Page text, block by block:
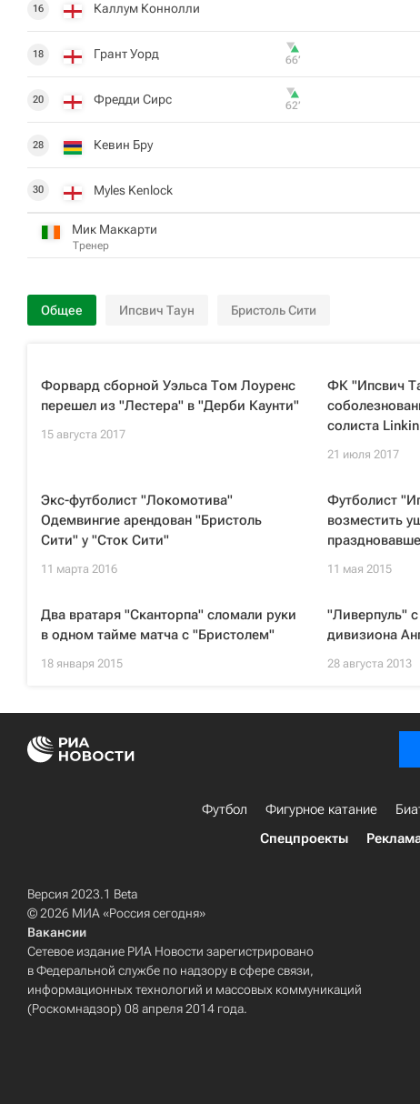
16 Каллум Коннолли
18 Грант Уорд 66‎’‎
20 Фредди Сирс 62‎’‎
28 Кевин Бру
30 Myles Kenlock
Мик Маккарти
Тренер
Общее Ипсвич Таун Бристоль Сити
Форвард сборной Уэльса Том Лоуренс
перешел из "Лестера" в "Дерби Каунти"
15 августа 2017
ФК "Ипсвич
солиста
21 июля 2017
Экс-футболист "Локомотива"
Одемвингие арендован "Бристоль
Сити" у "Сток Сити"
11 марта 2016
Футболист
возместить
11 мая 2015
Два вратаря "Сканторпа" сломали руки
в одном тайме матча с "Бристолем"
18 января 2015
"Ливерпуль"
дивизиона
28 августа 2013
Футбол Фигурное катание
Спецпроекты
Версия 2023.1 Beta
© 2026 МИА «Россия сегодня»
Вакансии
Сетевое издание РИА Новости зарегистрировано
в Федеральной службе по надзору в сфере связи,
информационных технологий и массовых коммуникаций
(Роскомнадзор) 08 апреля 2014 года.